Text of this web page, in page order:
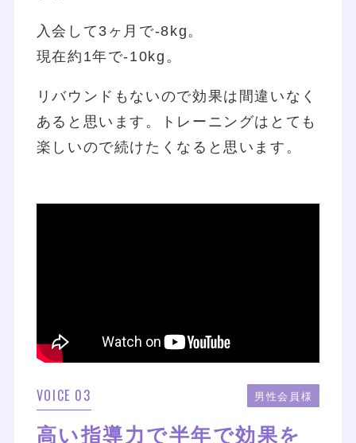
入会して3ヶ月で-8kg。
現在約1年で-10kg。
リバウンドもないので効果は間違いなく
あると思います。トレーニングはとても
楽しいので続けたくなると思います。
VOICE 03 男性会員様
高い指導力で半年で効果を